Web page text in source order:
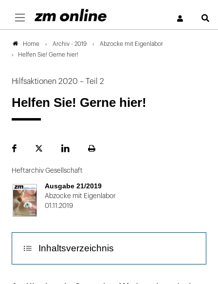
Home Archiv - 2019
Abzocke mit Eigenlabor
Helfen Sie! Gerne hier!
Hilfsaktionen 2020 – Teil 2
Helfen Sie! Gerne hier!
FacebookPlattformLinekdInSeite
Heftarchiv Gesellschaft
Ausgabe 21/2019
Abzocke mit Eigenlabor
01.11.2019
Inhaltsverzeichnis